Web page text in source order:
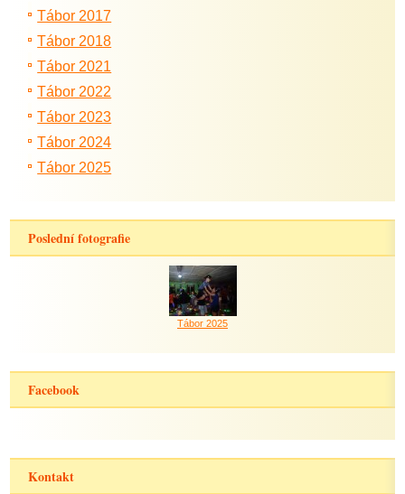
Tábor 2017
Tábor 2018
Tábor 2021
Tábor 2022
Tábor 2023
Tábor 2024
Tábor 2025
Poslední fotografie
Tábor 2025
Facebook
Kontakt